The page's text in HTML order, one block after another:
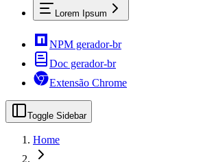
Lorem Ipsum
NPM gerador-br
Doc gerador-br
Extensão Chrome
Toggle Sidebar
Home